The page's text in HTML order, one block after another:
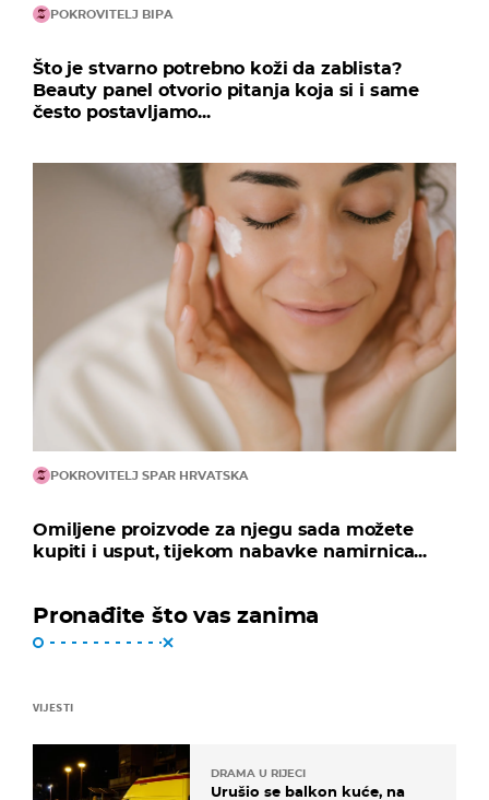
POKROVITELJ BIPA
Što je stvarno potrebno koži da zablista?
Beauty panel otvorio pitanja koja si i same
često postavljamo...
POKROVITELJ SPAR HRVATSKA
Omiljene proizvode za njegu sada možete
kupiti i usput, tijekom nabavke namirnica...
Pronađite što vas zanima
VIJESTI
DRAMA U RIJECI
Urušio se balkon kuće, na